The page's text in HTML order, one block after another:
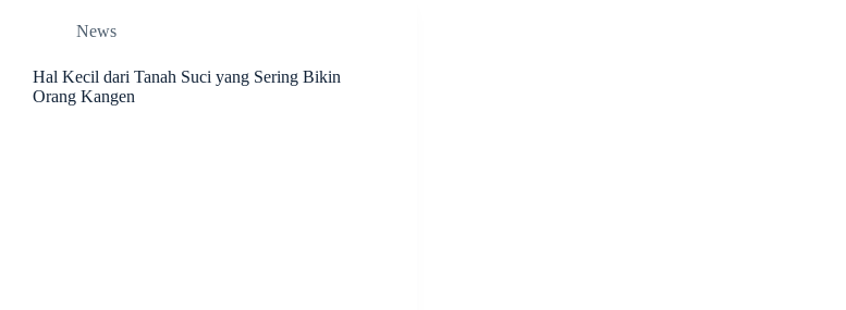
News
Hal Kecil dari Tanah Suci yang Sering Bikin
Orang Kangen